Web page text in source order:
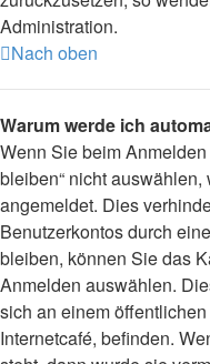
Administration.
Nach oben
Warum werde ich
Wenn Sie beim
bleiben“ nicht
angemeldet. Dies
Benutzerkontos durch
bleiben, können Sie das
Anmelden auswählen.
sich an einem
Internetcafé, befinden.